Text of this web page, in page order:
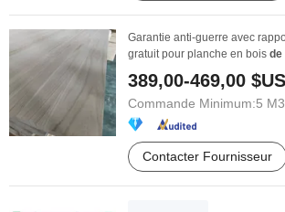
Garantie anti-guerre avec
gratuit pour planche en bois de
389,00-469,00 $US
Commande Minimum:5 M3
Contacter Fournisseur